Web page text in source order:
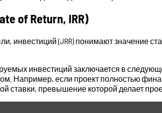
of Return, IRR)
(JRR) понимают значение
инвестиций заключается в
Например, если проект полностью
ставки, превышение которой делает